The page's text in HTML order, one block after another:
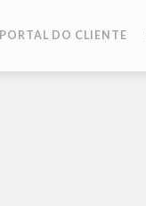
PORTAL DO CLIENTE